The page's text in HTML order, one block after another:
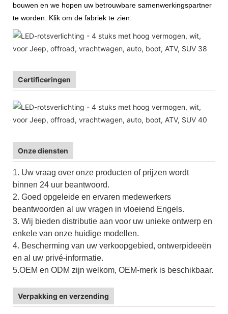
bouwen en we hopen uw betrouwbare samenwerkingspartner
te worden. Klik om de fabriek te zien:
Certificeringen
Onze diensten
1. Uw vraag over onze producten of prijzen wordt
binnen 24 uur beantwoord.
2. Goed opgeleide en ervaren medewerkers
beantwoorden al uw vragen in vloeiend Engels.
3. Wij bieden distributie aan voor uw unieke ontwerp en
enkele van onze huidige modellen.
4. Bescherming van uw verkoopgebied, ontwerpideeën
en al uw privé-informatie.
5.OEM en ODM zijn welkom, OEM-merk is beschikbaar.
Verpakking en verzending